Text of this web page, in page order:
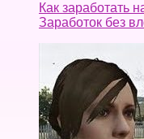
Как заработать
Заработок без